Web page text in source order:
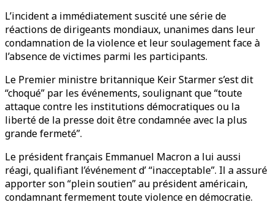
L’incident a immédiatement suscité une série de
réactions de dirigeants mondiaux, unanimes dans leur
condamnation de la violence et leur soulagement face à
l’absence de victimes parmi les participants.
Le Premier ministre britannique Keir Starmer s’est dit
“choqué” par les événements, soulignant que “toute
attaque contre les institutions démocratiques ou la
liberté de la presse doit être condamnée avec la plus
grande fermeté”.
Le président français Emmanuel Macron a lui aussi
réagi, qualifiant l’événement d’ “inacceptable”. Il a assuré
apporter son “plein soutien” au président américain,
condamnant fermement toute violence en démocratie.